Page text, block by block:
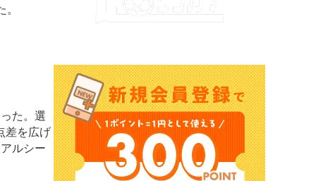
た。選
差を広げ
ルシー